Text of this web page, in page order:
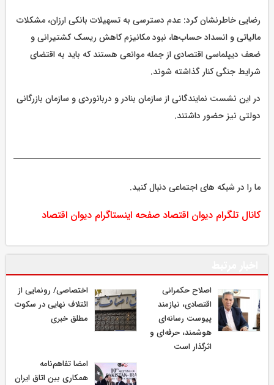
رضایی خاطرنشان کرد: عدم دسترسی به تسهیلات بانکی ارزان، مشکلات
مالیاتی و انسداد حساب‌ها، نبود مکانیزم کاهش ریسک کشتیرانی و
ضعف دیپلماسی اقتصادی از جمله موانعی هستند که باید به اقتضای
شرایط جنگی کنار گذاشته شوند.
در این نشست نمایندگانی از سازمان بنادر و دربانوردی و سازمان بازرگانی
دولتی نیز حضور داشتند.
ما را در شبکه های اجتماعی دنبال کنید.
کانال تلگرام دیوان اقتصاد صفحه اینستاگرام دیوان اقتصاد
اصلاح حکمرانی
اقتصادی، نیازمند
پیوست رسانه‌ای
هوشمند، حرفه‌ای و
اثرگذار است
اختصاصی/ رونمایی از
ائتلاف‌ نهایی در سکوت
مطلق خبری
امضا تفاهم‌نامه
همکاری بین اتاق ایران